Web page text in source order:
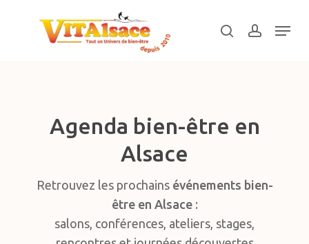
searchaccount
Menu
Agenda bien-être en
Alsace
Retrouvez les prochains événements bien-
être en Alsace:
salons, conférences, ateliers, stages,